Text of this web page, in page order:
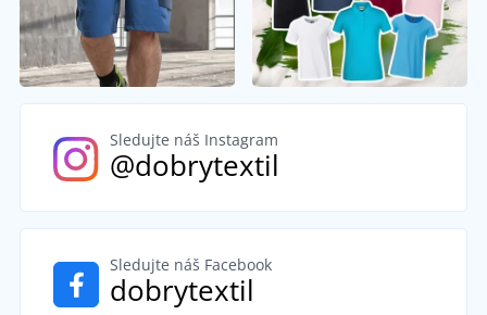
Sledujte náš Instagram
@dobrytextil
Sledujte náš Facebook
dobrytextil